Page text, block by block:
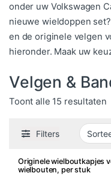
onder uw Volkswagen
nieuwe wieldoppen
en de originele velgen
hieronder. Maak uw
Velgen &
Toont alle 15 resultaten
Filters
Originele wielboutkapjes
wielbouten, per stuk